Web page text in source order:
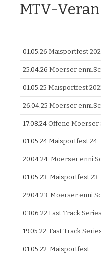
MTV-
01.05.26 Maisportfest
25.04.26 Moerser
01.05.25 Maisportfest
26.04.25 Moerser
17.08.24 Offene Moerser
01.05.24 Maisportfest 24
20.04.24 Moerser
01.05.23 Maisportfest 23
29.04.23 Moerser
03.06.22 Fast Track
19.05.22 Fast Track
01.05.22 Maisportfest